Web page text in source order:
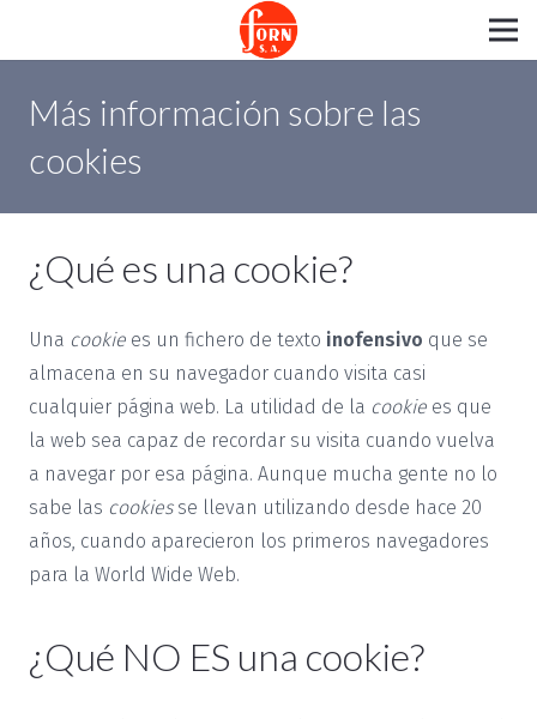
Más información sobre las
cookies
¿Qué es una cookie?
Una cookie es un fichero de texto inofensivo que se
almacena en su navegador cuando visita casi
cualquier página web. La utilidad de la cookie es que
la web sea capaz de recordar su visita cuando vuelva
a navegar por esa página. Aunque mucha gente no lo
sabe las cookiesse llevan utilizando desde hace 20
años, cuando aparecieron los primeros navegadores
para la World Wide Web.
¿Qué NO ES una cookie?